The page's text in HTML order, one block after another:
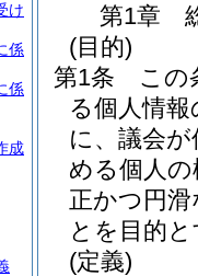
第1章
(目的)
第1条
この
る個人情
に、議会
める個人
正かつ円
とを目的
(定義)
け
係
係
成